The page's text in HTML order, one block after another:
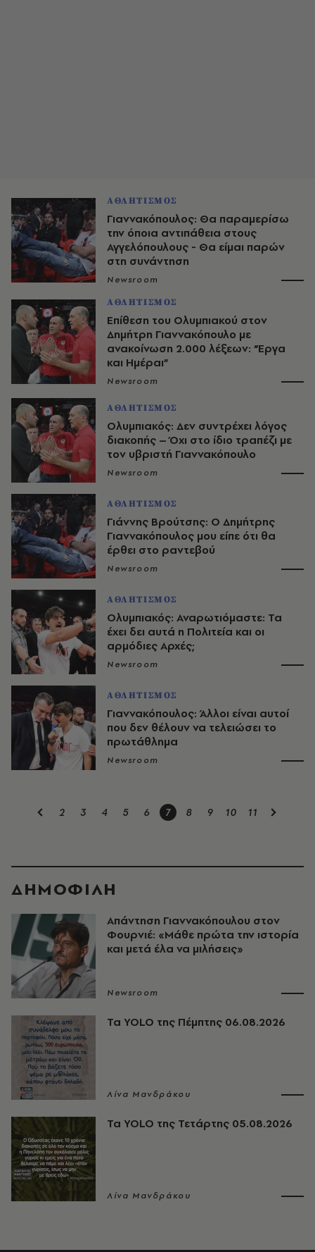
ΑΘΛΗΤΙΣΜΟΣ
Γιαννακόπουλος: Θα παραμερίσω
την όποια αντιπάθεια στους
Αγγελόπουλους - Θα είμαι παρών
στη συνάντηση
Newsroom
ΑΘΛΗΤΙΣΜΟΣ
Επίθεση του Ολυμπιακού στον
Δημήτρη Γιαννακόπουλο με
ανακοίνωση 2.000 λέξεων: “Έργα
και Ημέραι”
Newsroom
ΑΘΛΗΤΙΣΜΟΣ
Ολυμπιακός: Δεν συντρέχει λόγος
διακοπής – Όχι στο ίδιο τραπέζι με
τον υβριστή Γιαννακόπουλο
Newsroom
ΑΘΛΗΤΙΣΜΟΣ
Γιάννης Βρούτσης: Ο Δημήτρης
Γιαννακόπουλος μου είπε ότι θα
έρθει στο ραντεβού
Newsroom
ΑΘΛΗΤΙΣΜΟΣ
Ολυμπιακός: Αναρωτιόμαστε: Τα
έχει δει αυτά η Πολιτεία και οι
αρμόδιες Αρχές;
Newsroom
ΑΘΛΗΤΙΣΜΟΣ
Γιαννακόπουλος: Άλλοι είναι αυτοί
που δεν θέλουν να τελειώσει το
πρωτάθλημα
Newsroom
2 3 4 5 6 7 8 9 10 11
ΔΗΜΟΦΙΛΗ
Απάντηση Γιαννακόπουλου στον
Φουρνιέ: «Μάθε πρώτα την ιστορία
και μετά έλα να μιλήσεις»
Newsroom
Τα YOLO της Πέμπτης 06.08.2026
Λίνα Μανδράκου
Τα YOLO της Τετάρτης 05.08.2026
Λίνα Μανδράκου